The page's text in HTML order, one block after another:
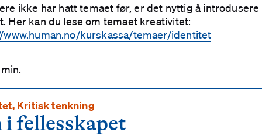
ikke har hatt temaet før, er det nyttig å introdusere
Her kan du lese om temaet kreativitet:
www.human.no/kurskassa/temaer/identitet
i fellesskapet
Kritisk tenkning